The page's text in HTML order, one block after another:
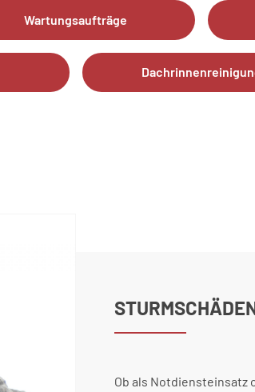
Wartungsaufträge
Ob als Notdiensteinsatz